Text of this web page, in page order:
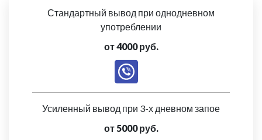
Стандартный вывод при однодневном
употреблении
от 4000 руб.
Усиленный вывод при 3-х дневном запое
от 5000 руб.